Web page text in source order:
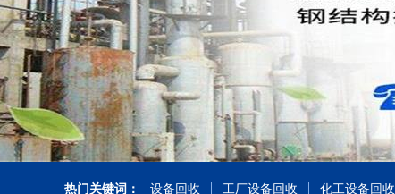
热门关键词： 设备回收 工厂设备回收 化工设备回收